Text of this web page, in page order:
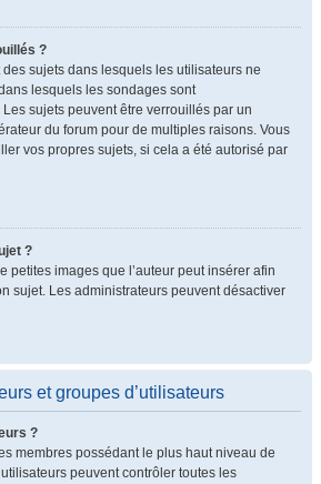
?
sujets dans lesquels les utilisateurs ne
lesquels les sondages sont
sujets peuvent être verrouillés par un
du forum pour de multiples raisons. Vous
vos propres sujets, si cela a été autorisé par
?
petites images que l’auteur peut insérer afin
sujet. Les administrateurs peuvent désactiver
et groupes d’utilisateurs
?
membres possédant le plus haut niveau de
peuvent contrôler toutes les